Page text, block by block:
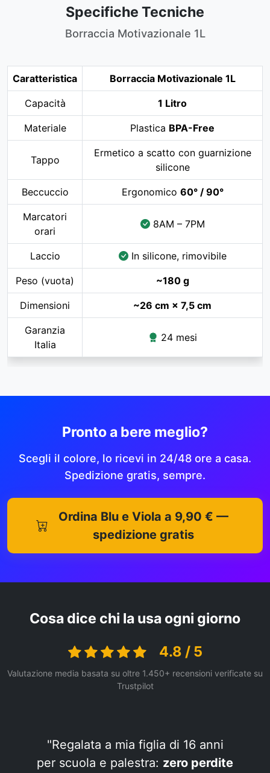
Specifiche Tecniche
Borraccia Motivazionale 1L
Caratteristica Borraccia Motivazionale 1L
Capacità 1 Litro
Materiale Plastica BPA-Free
Tappo
Ermetico a scatto con guarnizione
silicone
Beccuccio Ergonomico 60° / 90°
Marcatori
orari
8AM – 7PM
Laccio In silicone, rimovibile
Peso (vuota) ~180 g
Dimensioni ~26 cm × 7,5 cm
Garanzia
Italia
24 mesi
Pronto a bere meglio?
Scegli il colore, lo ricevi in 24/48 ore a casa.
Spedizione gratis, sempre.
Ordina Blu e Viola a 9,90 € —
spedizione gratis
Cosa dice chi la usa ogni giorno
4.8 / 5
Valutazione media basata su oltre 1.450+ recensioni verificate su
Trustpilot
"Regalata a mia figlia di 16 anni
per scuola e palestra: zero perdite